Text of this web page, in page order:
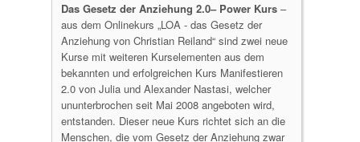
Das Gesetz der Anziehung 2.0– Power Kurs –
aus dem Onlinekurs „LOA - das Gesetz der
Anziehung von Christian Reiland“ sind zwei neue
Kurse mit weiteren Kurselementen aus dem
bekannten und erfolgreichen Kurs Manifestieren
2.0 von Julia und Alexander Nastasi, welcher
ununterbrochen seit Mai 2008 angeboten wird,
entstanden. Dieser neue Kurs richtet sich an die
Menschen, die vom Gesetz der Anziehung zwar